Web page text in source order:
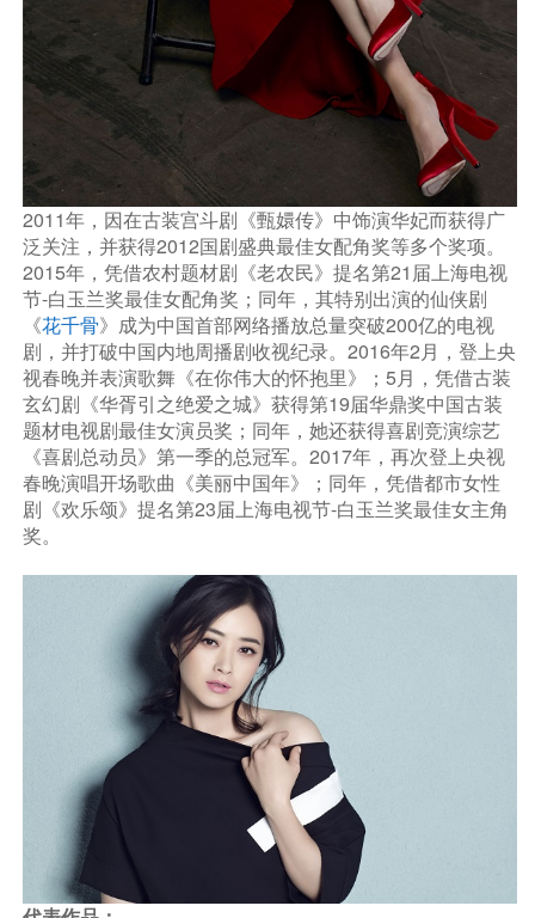
2011年，因在古装宫斗剧《甄嬛传》中饰演华妃而获得广
泛关注，并获得2012国剧盛典最佳女配角奖等多个奖项。
2015年，凭借农村题材剧《老农民》提名第21届上海电视
节-白玉兰奖最佳女配角奖；同年，其特别出演的仙侠剧
《花千骨》成为中国首部网络播放总量突破200亿的电视
剧，并打破中国内地周播剧收视纪录。2016年2月，登上央
视春晚并表演歌舞《在你伟大的怀抱里》；5月，凭借古装
玄幻剧《华胥引之绝爱之城》获得第19届华鼎奖中国古装
题材电视剧最佳女演员奖；同年，她还获得喜剧竞演综艺
《喜剧总动员》第一季的总冠军。2017年，再次登上央视
春晚演唱开场歌曲《美丽中国年》；同年，凭借都市女性
剧《欢乐颂》提名第23届上海电视节-白玉兰奖最佳女主角
奖。